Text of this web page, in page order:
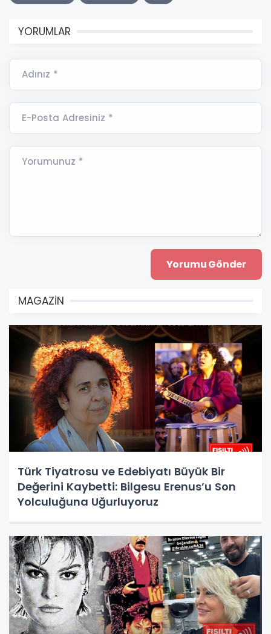
YORUMLAR
Adınız *
E-Posta Adresiniz *
Yorumunuz *
MAGAZİN
Türk Tiyatrosu ve Edebiyatı Büyük Bir
Değerini Kaybetti: Bilgesu Erenus’u Son
Yolculuğuna Uğurluyoruz